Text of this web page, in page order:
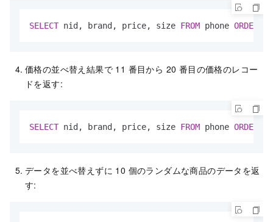
SELECT nid, brand, price, size FROM phone ORDER
価格の並べ替え結果で 11 番目から 20 番目の価格のレコー
ドを返す:
SELECT nid, brand, price, size FROM phone ORDER
データを並べ替えずに 10 個のランダムな商品のデータを返
す: